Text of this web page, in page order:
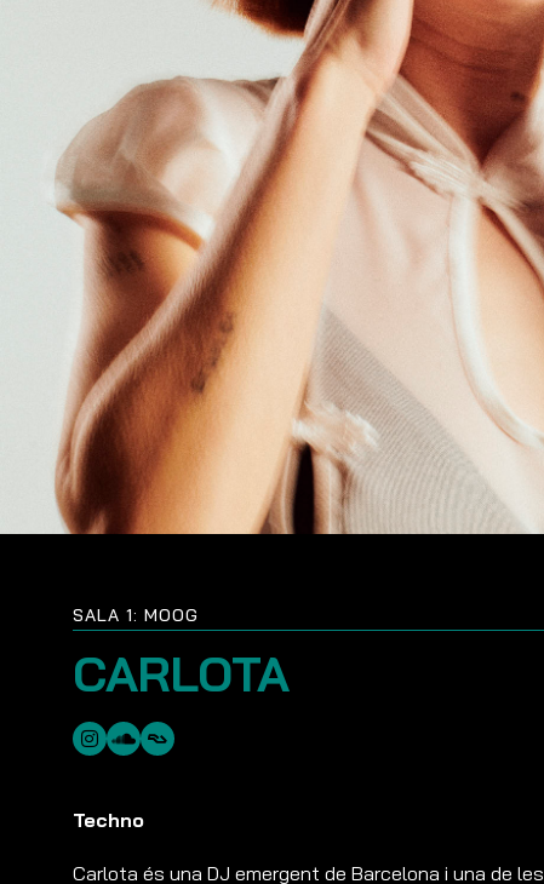
SALA 1: MOOG
CARLOTA
Techno
Carlota és una DJ emergent de Barcelona i una de les